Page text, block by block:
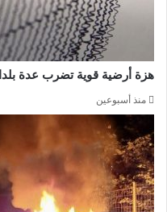
هزة أرضية قوية تضرب عدة
منذ أسبوعين